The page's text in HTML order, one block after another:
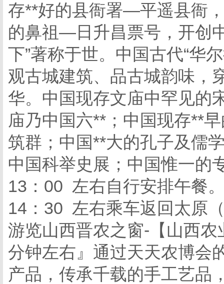
存**好的县衙署—平遥县衙
的鼻祖—日升昌票号，开创
下”著称于世。中国古代“华
观古城建筑、品古城韵味，
华。中国现存文庙中罕见的
庙乃中国六**；中国现存**
筑群；中国**大的孔子及儒
中国科举史展；中国惟一的
13：00 左右自行安排午餐
14：30 左右乘车返回太原
游览山西晋农之窗-【山西
分钟左右』通过天天农博会
产品，传承千载的手工艺品